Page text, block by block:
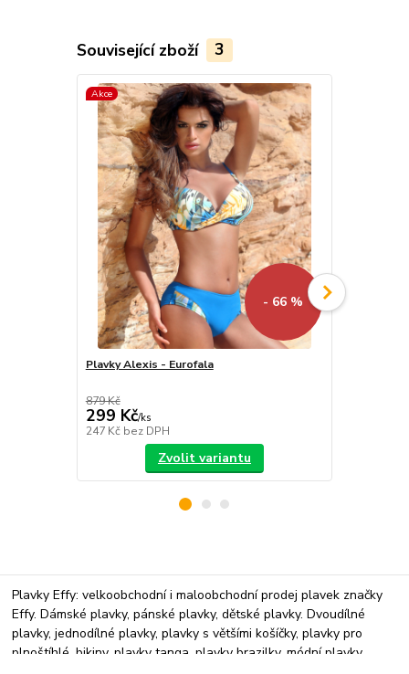
Související zboží 3
Akce
- 66 %
Plavky Alexis - Eurofala
879 Kč
299 Kč/ks
247 Kč bez DPH
Zvolit variantu
Plavky Effy: velkoobchodní i maloobchodní prodej plavek značky
Effy. Dámské plavky, pánské plavky, dětské plavky. Dvoudílné
plavky, jednodílné plavky, plavky s většími košíčky, plavky pro
plnoštíhlé, bikiny, plavky tanga, plavky brazilky, módní plavky.